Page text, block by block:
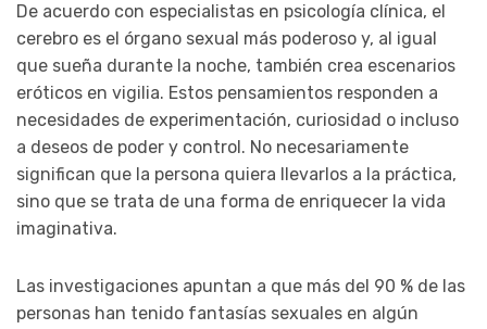
De acuerdo con especialistas en psicología clínica, el
cerebro es el órgano sexual más poderoso y, al igual
que sueña durante la noche, también crea escenarios
eróticos en vigilia. Estos pensamientos responden a
necesidades de experimentación, curiosidad o incluso
a deseos de poder y control. No necesariamente
significan que la persona quiera llevarlos a la práctica,
sino que se trata de una forma de enriquecer la vida
imaginativa.
Las investigaciones apuntan a que más del 90 % de las
personas han tenido fantasías sexuales en algún